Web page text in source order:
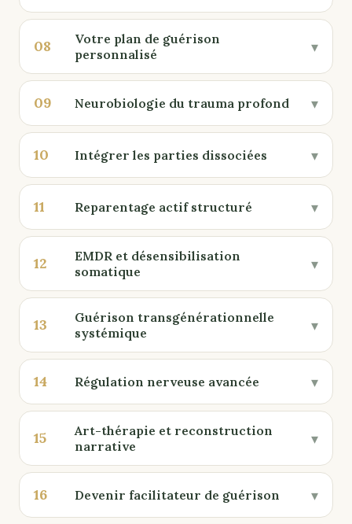
08
Votre plan de guérison
personnalisé
▾
09 Neurobiologie du trauma profond ▾
10 Intégrer les parties dissociées ▾
11 Reparentage actif structuré ▾
12
EMDR et désensibilisation
somatique
▾
13
Guérison transgénérationnelle
systémique
▾
14 Régulation nerveuse avancée ▾
15
Art-thérapie et reconstruction
narrative
▾
16 Devenir facilitateur de guérison ▾